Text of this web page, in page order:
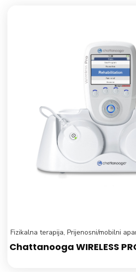
Fizikalna terapija, Prijenosni/mobilni
Chattanooga WIRELESS